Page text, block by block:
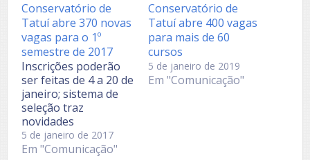
Conservatório de
Tatuí abre 370 novas
vagas para o 1º
semestre de 2017
Inscrições poderão
ser feitas de 4 a 20 de
janeiro; sistema de
seleção traz
novidades
Conservatório de
Tatuí - O
5 de janeiro de 2017
Em "Comunicação"
Conservatório de
Tatuí abre 400 vagas
para mais de 60
cursos
5 de janeiro de 2019
Em "Comunicação"